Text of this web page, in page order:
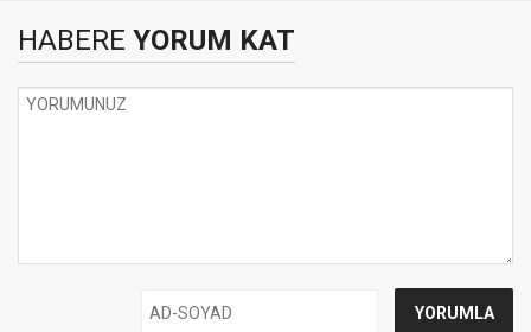
HABERE YORUM KAT